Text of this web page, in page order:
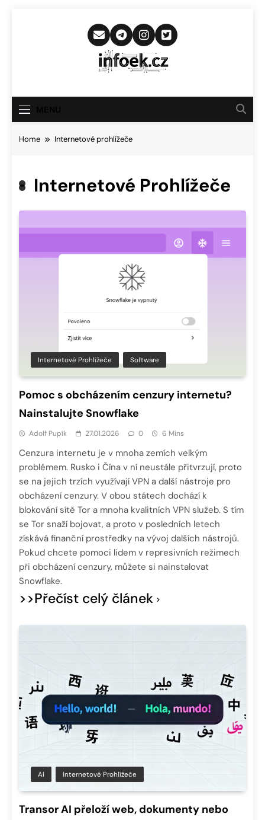
Infoek.cz
Novinkám
Home Internetové prohlížeče
Internetové Prohlížeče
Internetové Prohlížeče Software
Pomoc s obcházením cenzury internetu?
Nainstalujte Snowflake
Adolf Pupík 27.01.2026 0 6 Mins
Cenzura internetu je v mnoha zemích velkým
problémem. Rusko i Čína v ní neustále přitvrzují, proto
se na jejich trzích využívají VPN a další nástroje pro
obcházení cenzury. V obou státech dochází k
blokování sítě Tor a mnoha kvalitních VPN služeb. S tím
se Tor snaží bojovat, a proto v posledních letech
získává finanční prostředky na vývoj dalších nástrojů.
Pokud chcete pomoci lidem v represivních režimech
při obcházení cenzury, můžete si nainstalovat
Snowflake.
>>Přečíst celý článek
AI Internetové Prohlížeče
Transor AI přeloží web, dokumenty nebo